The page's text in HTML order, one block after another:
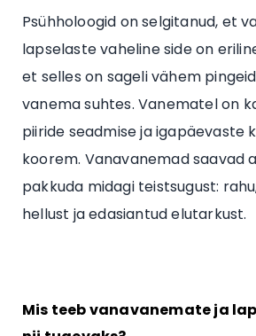
Psühholoogid on selgitanud, et
lapselaste vaheline side on
et selles on sageli vähem
vanema suhtes. Vanematel on
piiride seadmise ja igapäevaste
koorem. Vanavanemad saavad
pakkuda midagi teistsugust:
hellust ja edasiantud elutarkust.
Mis teeb vanavanemate ja